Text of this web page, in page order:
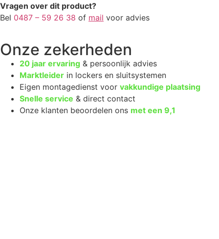
Vragen over dit product?
Bel 0487 – 59 26 38 of mail voor advies
Onze zekerheden
20 jaar ervaring & persoonlijk advies
Marktleider in lockers en sluitsystemen
Eigen montagedienst voor vakkundige plaatsing
Snelle service & direct contact
Onze klanten beoordelen ons met een 9,1